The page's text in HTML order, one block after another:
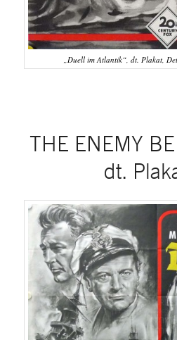
„Duell im Atlantik“, dt. Plakat,
THE ENEMY
dt.